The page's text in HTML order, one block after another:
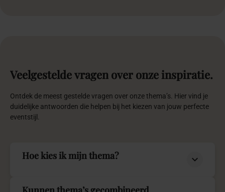
Veelgesteldevragen over onze inspiratie.
Ontdek de meest gestelde vragen over onze thema’s. Hier vind je
duidelijke antwoorden die helpen bij het kiezen van jouw perfecte
eventstijl.
Hoe kies ik mijn thema?